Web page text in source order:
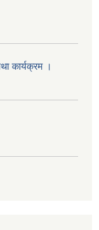
कार्यक्रम ।